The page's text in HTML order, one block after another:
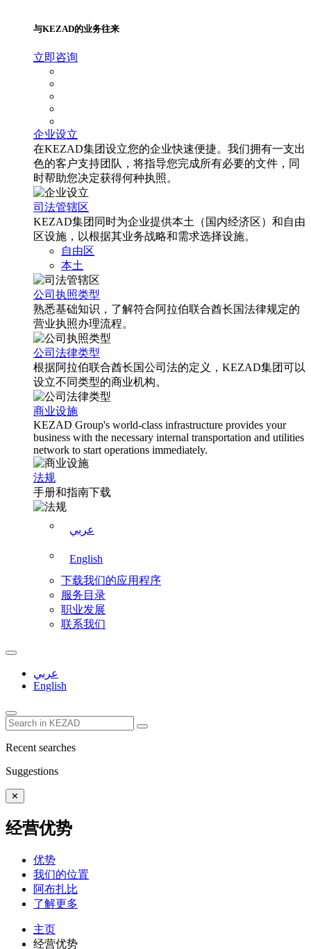
与KEZAD的业务往来
立即咨询
企业设立
在KEZAD集团设立您的企业快速便捷。我们拥有一支出
色的客户支持团队，将指导您完成所有必要的文件，同
时帮助您决定获得何种执照。
司法管辖区
KEZAD集团同时为企业提供本土（国内经济区）和自由
区设施，以根据其业务战略和需求选择设施。
自由区
本土
公司执照类型
熟悉基础知识，了解符合阿拉伯联合酋长国法律规定的
营业执照办理流程。
公司法律类型
根据阿拉伯联合酋长国公司法的定义，KEZAD集团可以
设立不同类型的商业机构。
商业设施
KEZAD Group's world-class infrastructure provides your
business with the necessary internal transportation and utilities
network to start operations immediately.
法规
手册和指南下载
عربي
English
下载我们的应用程序
服务目录
职业发展
联系我们
عربي
English
Recent searches
Suggestions
✕
经营优势
优势
我们的位置
阿布扎比
了解更多
主页
经营优势